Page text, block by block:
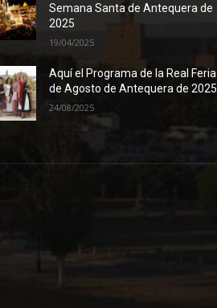
Semana Santa de Antequera de
2025
19/04/2025
Aquí el Programa de la Real Feria
de Agosto de Antequera de 2025
24/08/2025